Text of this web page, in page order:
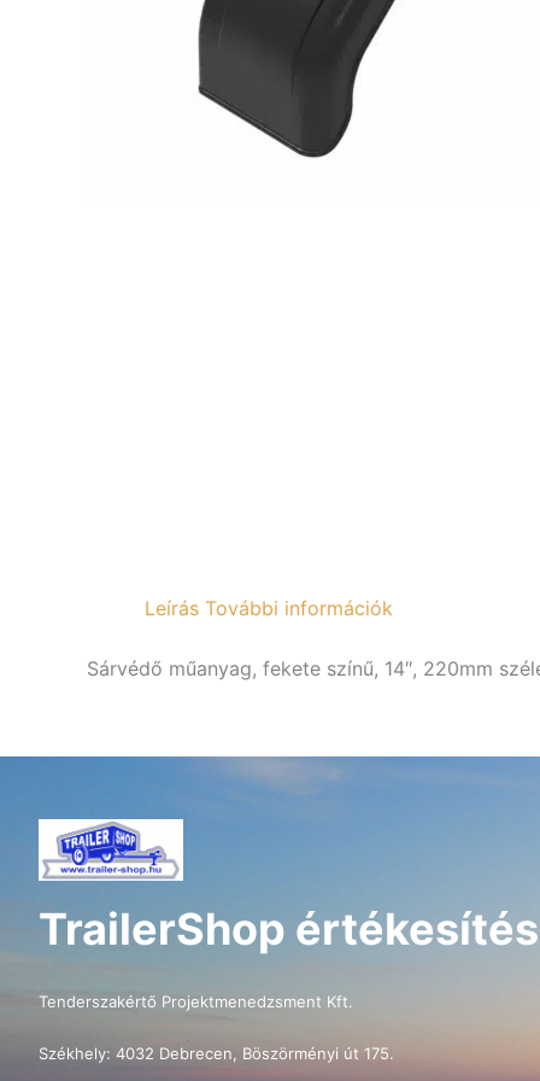
Leírás További információk
Sárvédő műanyag, fekete színű, 14″, 220mm
TrailerShop értékesítés
Tenderszakértő Projektmenedzsment Kft.
Székhely: 4032 Debrecen, Böszörményi út 175.